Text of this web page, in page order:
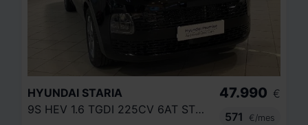
HYUNDAI STARIA
9S HEV 1.6 TGDI 225CV 6AT STYLE
47.990 €
571
€/mes